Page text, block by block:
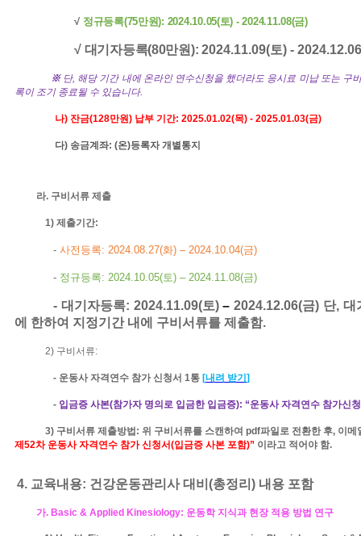
√ 정규등록(75만원): 2024.10.05(토) - 2024.11.08(금)
√ 대기자등록(80만원):2024.11.09(토) -
※ 단, 해당 기간 내에 온라인 연수신청을 했더라도 응시료 미납 또는 구
록이 조기 종료될 수 있습니다.
나) 잔금(128만원) 납부 기간: 2025.01.02(목) - 2025.01.03(금)
다) 송금계좌: (온)등록자 개별통지
라. 구비서류 제출
1) 제출기간:
- 사전등록: 2024.08.27(화) –2024.10.04(금)
- 정규등록: 2024.10.05(토) –2024.11.08(금)
- 대기자등록: 2024.11.09(토)– 2024.12.06(금) 단, 대
에 한하여 지정기간 내에 구비서류를 제출함.
2) 구비서류:
- 운동사 자격연수 참가 신청서 1통 [내려 받기]
- 입금증 사본(참가자 명의로 입금한 입금증): “운동사 자격연수 참가신
3) 구비서류 제출방법: 위 구비서류를 스캔하여 pdf파일로 전환한 후, 이메
제52차 운동사 자격연수 참가 신청서(입금증 사본 포함)” 이라고 적어야 함.
4. 교육내용: 건강운동관리사 대비(총정리) 내용 포함
가. Basic & Applied Kinesiology: 운동학 지식과 현장 적용 방법 연구